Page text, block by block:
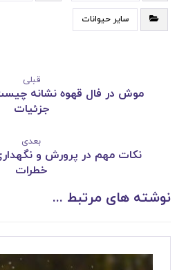
سایر حیوانات
قبلی
موش در فال قهوه نشانه
جزئیات
بعدی
نکات مهم در پرورش و
خطرات
نوشته های مرتبط ...